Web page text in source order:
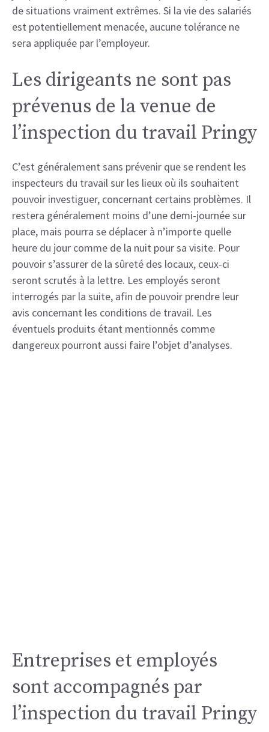
de situations vraiment extrêmes. Si la vie des salariés
est potentiellement menacée, aucune tolérance ne
sera appliquée par l’employeur.
Les dirigeants ne sont pas
prévenus de la venue de
l’inspection du travail Pringy
C’est généralement sans prévenir que se rendent les
inspecteurs du travail sur les lieux où ils souhaitent
pouvoir investiguer, concernant certains problèmes. Il
restera généralement moins d’une demi-journée sur
place, mais pourra se déplacer à n’importe quelle
heure du jour comme de la nuit pour sa visite. Pour
pouvoir s’assurer de la sûreté des locaux, ceux-ci
seront scrutés à la lettre. Les employés seront
interrogés par la suite, afin de pouvoir prendre leur
avis concernant les conditions de travail. Les
éventuels produits étant mentionnés comme
dangereux pourront aussi faire l’objet d’analyses.
Entreprises et employés
sont accompagnés par
l’inspection du travail Pringy